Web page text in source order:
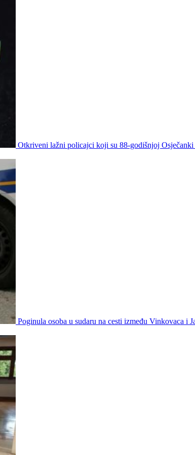
Otkriveni lažni policajci koji su 88-godišnjoj
Poginula osoba u sudaru na cesti između Vinkovaca i